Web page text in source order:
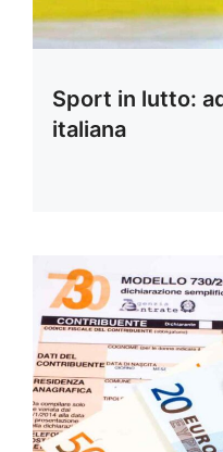
Sport in lutto:
italiana